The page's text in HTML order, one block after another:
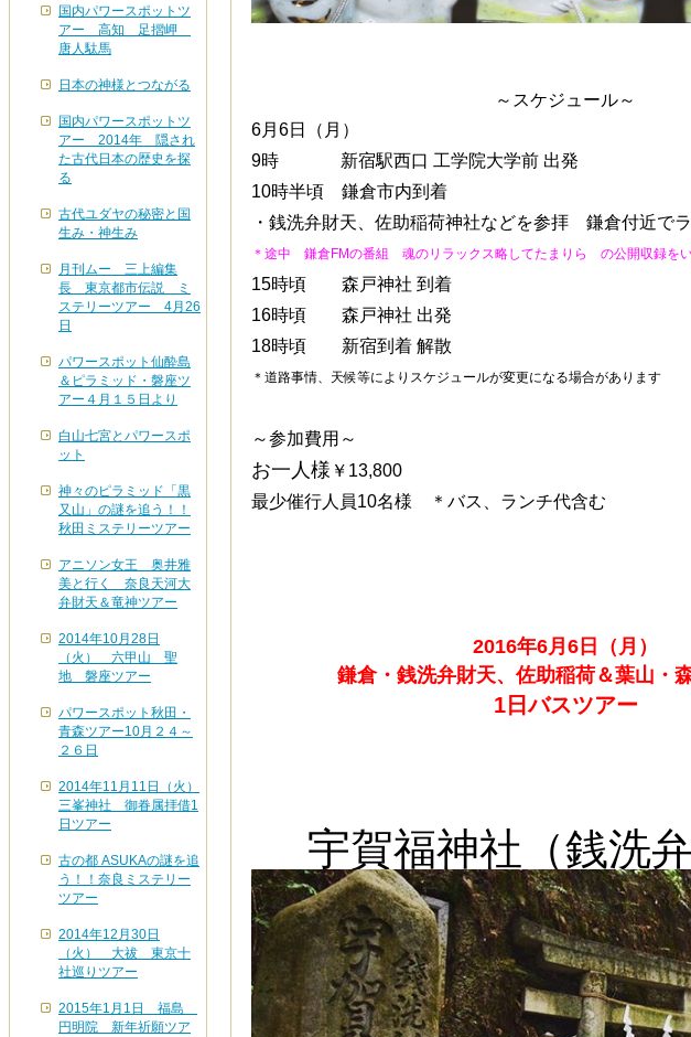
～スケジュール～
6月6日（月）
9時 新宿駅西口 工学院大学前 出発
10時半頃 鎌倉市内到着
・銭洗弁財天、佐助稲荷神社などを参拝 鎌倉付近で
＊途中 鎌倉FMの番組 魂のリラックス略してたまりら の公開収録を
15時頃 森戸神社 到着
16時頃 森戸神社 出発
18時頃 新宿到着 解散
＊道路事情、天候等によりスケジュールが変更になる場合があります
～参加費用～
お一人様 ￥13,800
最少催行人員10名様
＊バス、ランチ代含む
2016年6月6日（月）
鎌倉・銭洗弁財天、佐助稲荷＆葉山・
1日バスツアー
宇賀福神社（銭洗
国内パワースポットツ
アー 高知 足摺岬
唐人駄馬
日本の神様とつながる
国内パワースポットツ
アー 2014年 隠され
た古代日本の歴史を探
る
古代ユダヤの秘密と国
生み・神生み
月刊ムー 三上編集
長 東京都市伝説 ミ
ステリーツアー 4月26
日
パワースポット仙酔島
＆ピラミッド・磐座ツ
アー４月１５日より
白山七宮とパワースポ
ット
神々のピラミッド「黒
又山」の謎を追う！！
秋田ミステリーツアー
アニソン女王 奥井雅
美と行く 奈良天河大
弁財天＆竜神ツアー
2014年10月28日
（火） 六甲山 聖
地 磐座ツアー
パワースポット秋田・
青森ツアー10月２４～
２６日
2014年11月11日（火）
三峯神社 御眷属拝借1
日ツアー
古の都 ASUKAの謎を追
う！！奈良ミステリー
ツアー
2014年12月30日
（火） 大祓 東京十
社巡りツアー
2015年1月1日 福島
円明院 新年祈願ツア